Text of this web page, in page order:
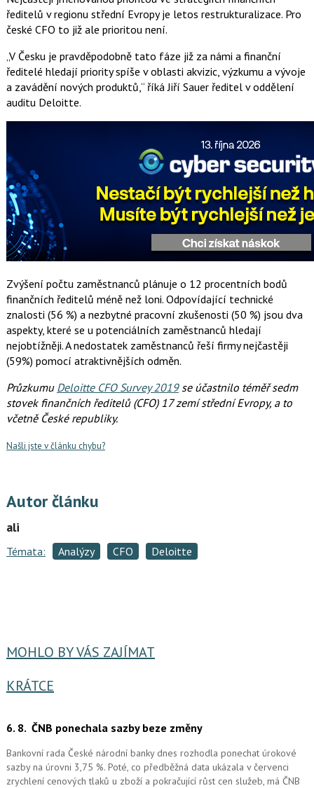
ředitelů v regionu střední Evropy je letos restrukturalizace. Pro
české CFO to již ale prioritou není.
„V Česku je pravděpodobně tato fáze již za námi a finanční
ředitelé hledají priority spíše v oblasti akvizic, výzkumu a vývoje
a zavádění nových produktů,“ říká Jiří Sauer ředitel v oddělení
auditu Deloitte.
Zvýšení počtu zaměstnanců plánuje o 12 procentních bodů
finančních ředitelů méně než loni. Odpovídající technické
znalosti (56 %) a nezbytné pracovní zkušenosti (50 %) jsou dva
aspekty, které se u potenciálních zaměstnanců hledají
nejobtížněji. A nedostatek zaměstnanců řeší firmy nejčastěji
(59%) pomocí atraktivnějších odměn.
Průzkumu Deloitte CFO Survey 2019se účastnilo téměř sedm
stovek finančních ředitelů (CFO) 17 zemí střední Evropy, a to
včetně České republiky.
Našli jste v článku chybu?
Autor článku
ali
Témata: Analýzy CFO Deloitte
MOHLO BY VÁS ZAJÍMAT
KRÁTCE
6. 8. ČNB ponechala sazby beze změny
Bankovní rada České národní banky dnes rozhodla ponechat úrokové
sazby na úrovni 3,75 %. Poté, co předběžná data ukázala v červenci
zrychlení cenových tlaků u zboží a pokračující růst cen služeb, má ČNB